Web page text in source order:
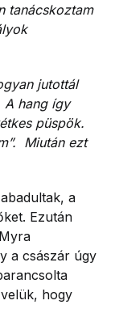
tanácskoztam
jutottál
A hang így
püspök.
Miután ezt
a
Ezután
a császár úgy
hogy